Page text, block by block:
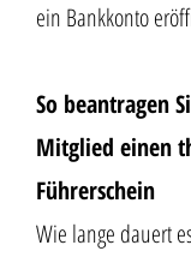
ein Bankkonto
So beantragen
Mitglied einen
Führerschein
Wie lange dauert